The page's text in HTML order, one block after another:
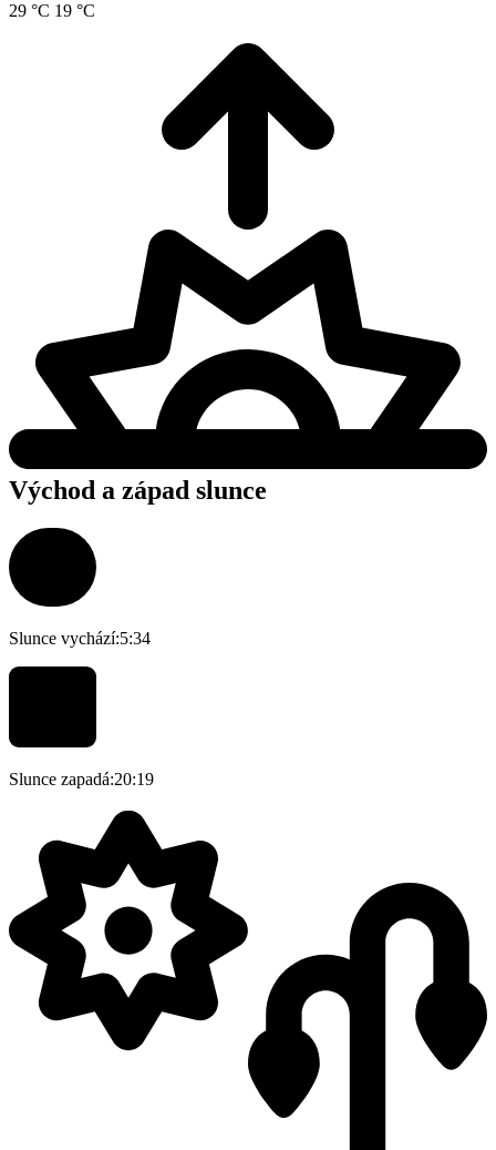
29 °C 19 °C
Východ a západ slunce
Slunce vychází:5:34
Slunce zapadá:20:19